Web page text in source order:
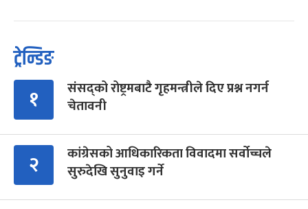
ट्रेन्डिङ
१
संसद्को रोष्ट्रमबाटै गृहमन्त्रीले दिए प्रश्न नगर्न
चेतावनी
२
कांग्रेसको आधिकारिकता विवादमा सर्वोच्चले
सुरुदेखि सुनुवाइ गर्ने